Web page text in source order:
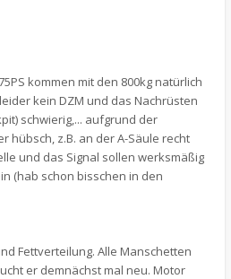
kommen mit den 800kg natürlich
kein DZM und das Nachrüsten
schwierig,... aufgrund der
hübsch, z.B. an der A-Säule recht
und das Signal sollen werksmäßig
(hab schon bisschen in den
Fettverteilung. Alle Manschetten
er demnächst mal neu. Motor